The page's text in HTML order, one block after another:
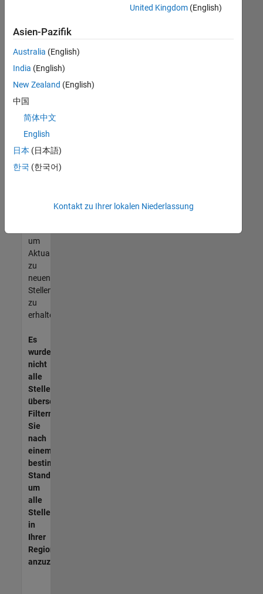
noch
keine
offenen
Stellen
können,
die
Ihren
entsprechen,
werden
unseres
um
Aktualisierungen
zu
neuen
Stellenangeboten
zu
erhalten.
Es
wurden
nicht
alle
Stellen
übersetzt.
Filtern
Sie
nach
einem
bestimmten
Standort,
um
alle
Stellenangebote
in
Ihrer
Region
anzuzeigen.
United Kingdom(English)
Asien-Pazifik
Australia (English)
India (English)
New Zealand (English)
中国
简体中文
English
日本 (日本語)
한국 (한국어)
Kontakt zu Ihrer lokalen Niederlassung